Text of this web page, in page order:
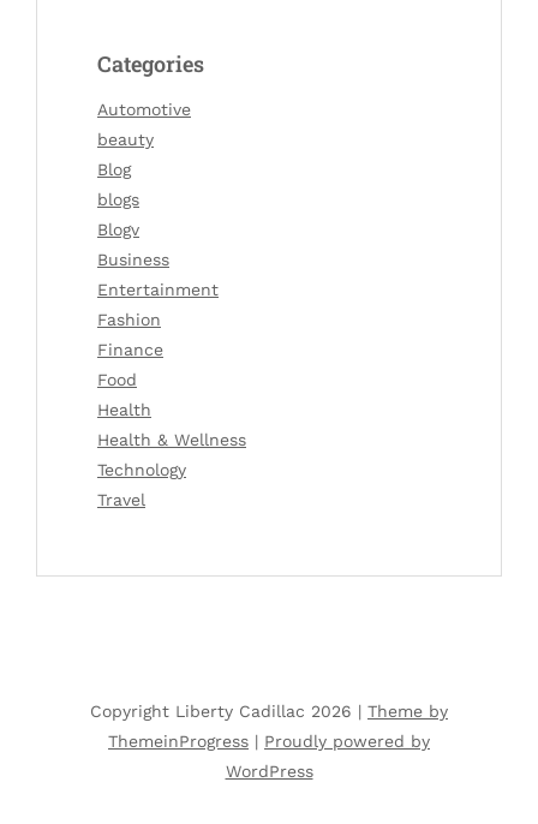
Categories
Automotive
beauty
Blog
blogs
Blogv
Business
Entertainment
Fashion
Finance
Food
Health
Health & Wellness
Technology
Travel
Copyright Liberty Cadillac 2026 | Theme by
ThemeinProgress | Proudly powered by
WordPress